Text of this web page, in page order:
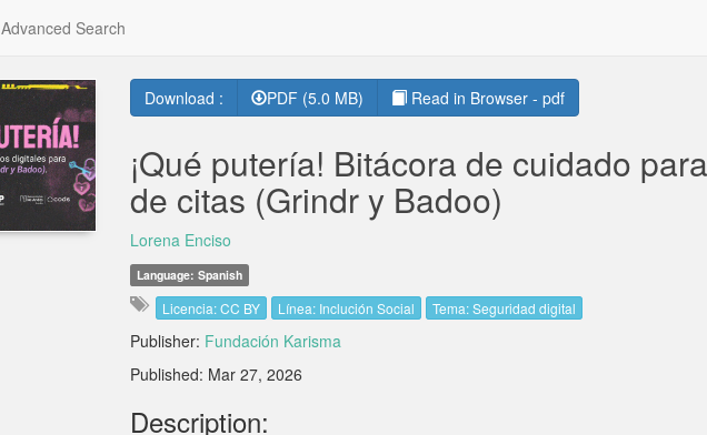
Advanced Search
Download : PDF (5.0 MB) Read in Browser - pdf
¡Qué putería! Bitácora de cuidado
de citas (Grindr y Badoo)
Lorena Enciso
Language: Spanish
Licencia: CC BY Línea: Inclución Social Tema: Seguridad digital
Publisher: Fundación Karisma
Published: Mar 27, 2026
Description: